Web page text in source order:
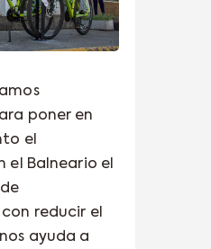
poner en
el
el Balneario el
reducir el
ayuda a